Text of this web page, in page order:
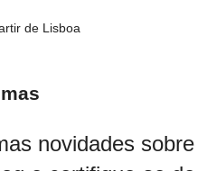
de Lisboa
novidades sobre